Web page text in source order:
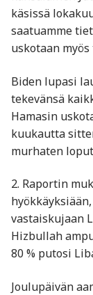
käsissä
saatuamme
uskotaan
Biden lupasi
tekevänsä
Hamasin
kuukautta
murhaten
2. Raportin
vastaiskujaan
Hizbullah
80 % putosi
Joulupäivän